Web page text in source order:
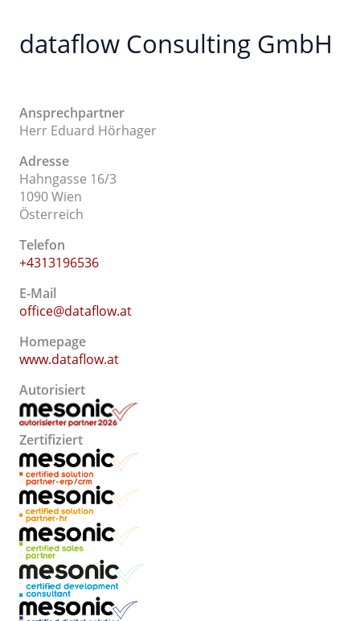
dataflow Consulting GmbH
Ansprechpartner
Herr Eduard Hörhager
Adresse
Hahngasse 16/3
1090 Wien
Österreich
Telefon
+4313196536
E-Mail
office@dataflow.at
Homepage
www.dataflow.at
Autorisiert
Zertifiziert